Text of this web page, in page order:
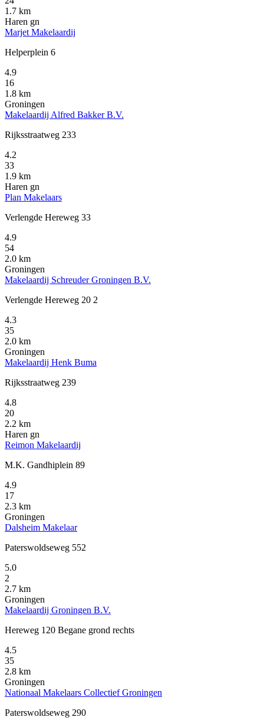
1.7 km
Haren gn
Marjet Makelaardij
Helperplein 6
4.9
16
1.8 km
Groningen
Makelaardij Alfred Bakker B.V.
Rijksstraatweg 233
4.2
33
1.9 km
Haren gn
Plan Makelaars
Verlengde Hereweg 33
4.9
54
2.0 km
Groningen
Makelaardij Schreuder Groningen B.V.
Verlengde Hereweg 20 2
4.3
35
2.0 km
Groningen
Makelaardij Henk Buma
Rijksstraatweg 239
4.8
20
2.2 km
Haren gn
Reimon Makelaardij
M.K. Gandhiplein 89
4.9
17
2.3 km
Groningen
Dalsheim Makelaar
Paterswoldseweg 552
5.0
2
2.7 km
Groningen
Makelaardij Groningen B.V.
Hereweg 120 Begane grond rechts
4.5
35
2.8 km
Groningen
Nationaal Makelaars Collectief Groningen
Paterswoldseweg 290